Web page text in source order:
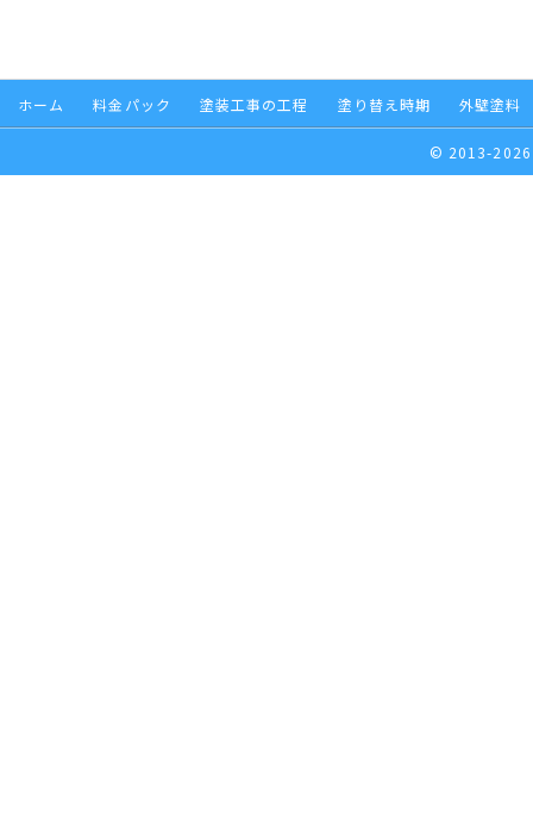
ホーム 料金パック 塗装工事の工程 塗り替え時期 外壁塗料
© 2013-2026